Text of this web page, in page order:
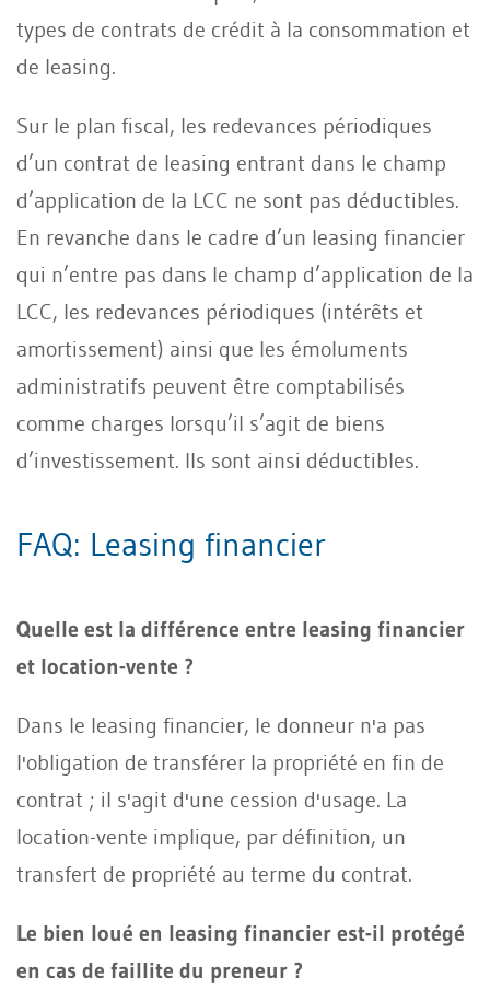
types de contrats de crédit à la consommation et
de leasing.
Sur le plan fiscal, les redevances périodiques
d’un contrat de leasing entrant dans le champ
d’application de la LCC ne sont pas déductibles.
En revanche dans le cadre d’un leasing financier
qui n’entre pas dans le champ d’application de la
LCC, les redevances périodiques (intérêts et
amortissement) ainsi que les émoluments
administratifs peuvent être comptabilisés
comme charges lorsqu’il s’agit de biens
d’investissement. Ils sont ainsi déductibles.
FAQ: Leasing financier
Quelle est la différence entre leasing financier
et location-vente ?
Dans le leasing financier, le donneur n'a pas
l'obligation de transférer la propriété en fin de
contrat ; il s'agit d'une cession d'usage. La
location-vente implique, par définition, un
transfert de propriété au terme du contrat.
Le bien loué en leasing financier est-il protégé
en cas de faillite du preneur ?